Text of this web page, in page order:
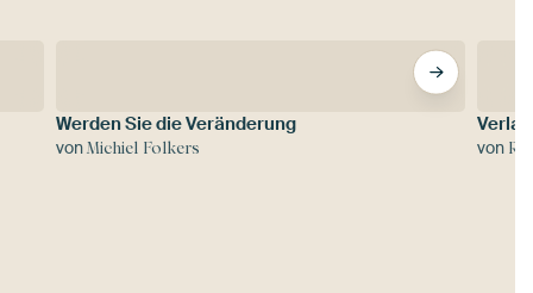
Werden Sie die Veränderung
vonMichiel Folkers von